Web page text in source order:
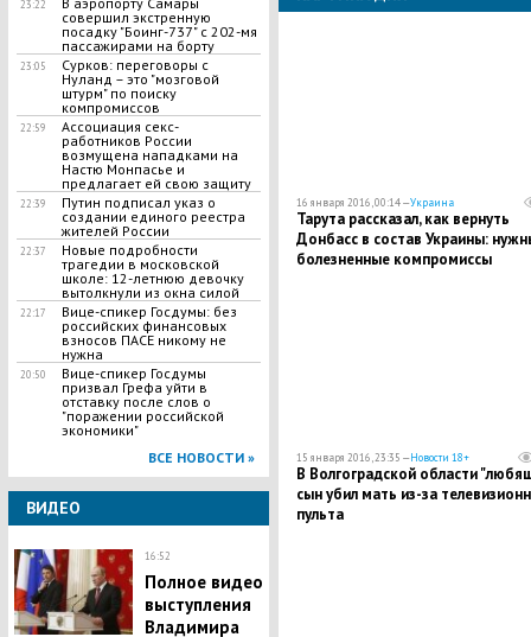
23:22
совершил экстренную
посадку "Боинг-737" с 202-мя
пассажирами на борту
23:05
Сурков: переговоры с
Нуланд – это "мозговой
штурм" по поиску
компромиссов
22:59
Ассоциация секс-
работников России
возмущена нападками на
Настю Монпасье и
предлагает ей свою защиту
22:39
Путин подписал указ о
создании единого реестра
жителей России
22:37
Новые подробности
трагедии в московской
школе: 12-летнюю девочку
вытолкнули из окна силой
22:17
Вице-спикер Госдумы: без
российских финансовых
взносов ПАСЕ никому не
нужна
20:50
Вице-спикер Госдумы
призвал Грефа уйти в
отставку после слов о
"поражении российской
экономики"
ВСЕ НОВОСТИ »
ВИДЕО
16:52
Полное видео
выступления
Владимира
16 января 2016, 00:14 —Украина
Тарута рассказал, как вернуть
Донбасс в состав Украины:
болезненные компромиссы
15 января 2016, 23:35 —Новости 18+
В Волгоградской области
сын убил мать из-за
пульта